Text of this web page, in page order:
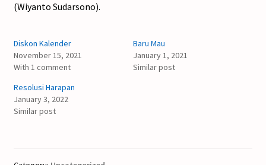
(Wiyanto Sudarsono).
Diskon Kalender
November 15, 2021
With 1 comment
Baru Mau
January 1, 2021
Similar post
Resolusi Harapan
January 3, 2022
Similar post